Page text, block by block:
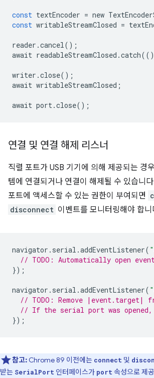
const textEncoder = new
const writableStreamClosed =
reader .cancel();
await readableStreamClosed .catch(()
writer .close();
await writableStreamClosed ;
await port.close();
연결 및 연결 해제 리스너
직렬 포트가 USB 기기에 의해 제공되는 경
템에 연결되거나 연결이 해제될 수 있습니
포트에 액세스할 수 있는 권한이 부여되면
disconnect 이벤트를 모니터링해야 합니
navigator . serial .addEventListener(
// TODO: Automatically open
});
navigator . serial .addEventListener(
// TODO: Remove |event.target|
// If the serial port was opened,
});
참고: Chrome 89 이전에는 connect 및
받는 SerialPort 인터페이스가 port 속성으로 제